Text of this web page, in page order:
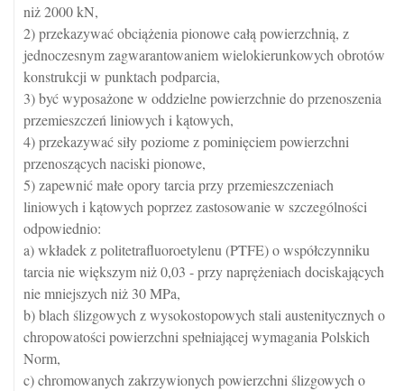
niż 2000 kN,
2) przekazywać obciążenia pionowe całą powierzchnią, z
jednoczesnym zagwarantowaniem wielokierunkowych obrotów
konstrukcji w punktach podparcia,
3) być wyposażone w oddzielne powierzchnie do przenoszenia
przemieszczeń liniowych i kątowych,
4) przekazywać siły poziome z pominięciem powierzchni
przenoszących naciski pionowe,
5) zapewnić małe opory tarcia przy przemieszczeniach
liniowych i kątowych poprzez zastosowanie w szczególności
odpowiednio:
a) wkładek z politetrafluoroetylenu (PTFE) o współczynniku
tarcia nie większym niż 0,03 - przy naprężeniach dociskających
nie mniejszych niż 30 MPa,
b) blach ślizgowych z wysokostopowych stali austenitycznych o
chropowatości powierzchni spełniającej wymagania Polskich
Norm,
c) chromowanych zakrzywionych powierzchni ślizgowych o